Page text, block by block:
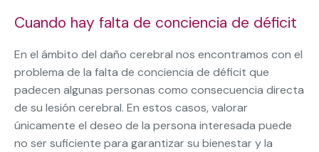
Cuando hay falta de conciencia de déficit
En el ámbito del daño cerebral nos encontramos con el
problema de la falta de conciencia de déficit que
padecen algunas personas como consecuencia directa
de su lesión cerebral. En estos casos, valorar
únicamente el deseo de la persona interesada puede
no ser suficiente para garantizar su bienestar y la